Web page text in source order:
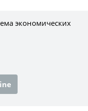
экономических